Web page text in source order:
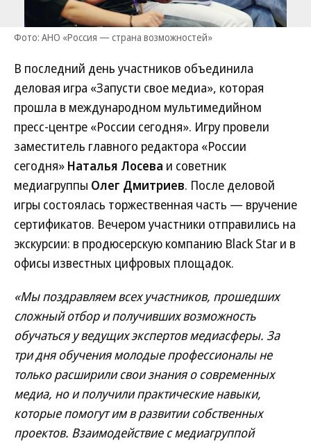
Фото: АНО «Россия — страна возможностей»
В последний день участников объединила
деловая игра «Запусти свое медиа», которая
прошла в международном мультимедийном
пресс-центре «России сегодня». Игру провели
заместитель главного редактора «России
сегодня» Наталья Лосева и советник
медиагруппы Олег Дмитриев. После деловой
игры состоялась торжественная часть — вручение
сертификатов. Вечером участники отправились на
экскурсии: в продюсерскую компанию Black Star и в
офисы известных цифровых площадок.
«Мы поздравляем всех участников, прошедших
сложный отбор и получивших возможность
обучаться у ведущих экспертов медиасферы. За
три дня обучения молодые профессионалы не
только расширили свои знания о современных
медиа, но и получили практические навыки,
которые помогут им в развитии собственных
проектов. Взаимодействие с медиагруппой